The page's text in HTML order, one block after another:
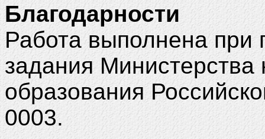
Благодарности
Работа выполнена при
задания Министерства
образования
0003.